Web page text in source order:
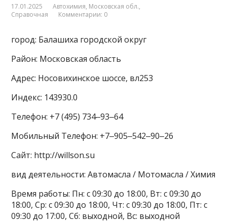
17.01.2025 Автохимия, Московская обл.,
Справочная
Комментарии: 0
город: Балашиха городской округ
Район: Московская область
Адрес: Носовихинское шоссе, вл253
Индекс: 143930.0
Телефон: +7 (495) 734‒93‒64
Мобильный Телефон: +7‒905‒542‒90‒26
Сайт: http://willson.su
вид деятельности: Автомасла / Мотомасла / Химия
Время работы: Пн: с 09:30 до 18:00, Вт: с 09:30 до
18:00, Ср: с 09:30 до 18:00, Чт: с 09:30 до 18:00, Пт: с
09:30 до 17:00, Сб: выходной, Вс: выходной